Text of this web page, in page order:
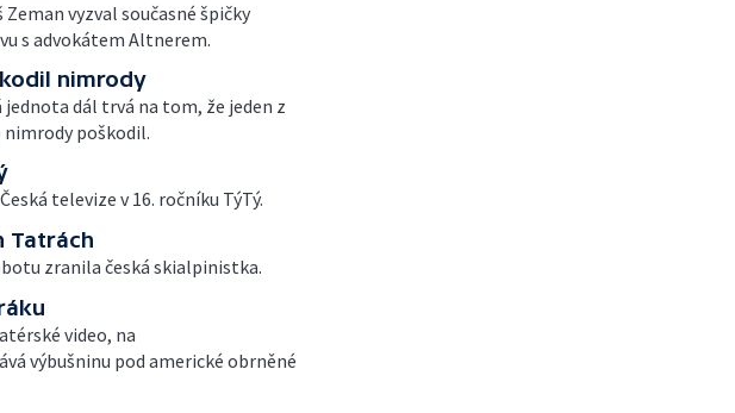
Zeman vyzval současné špičky
s advokátem Altnerem.
nimrody
dál trvá na tom, že jeden z
nimrody poškodil.
televize v 16. ročníku TýTý.
Tatrách
zranila česká skialpinistka.
video, na
výbušninu pod americké obrněné